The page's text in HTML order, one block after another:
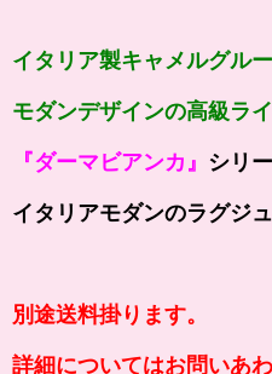
イタリア製キャメルグル
モダンデザインの高級ラ
『ダーマビアンカ』 シリ
イタリアモダンのラグジ
別途送料掛ります。
詳細についてはお問いあわ